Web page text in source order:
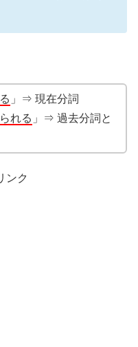
」⇒ 現在分詞
れる 」⇒ 過去分詞と
ンク